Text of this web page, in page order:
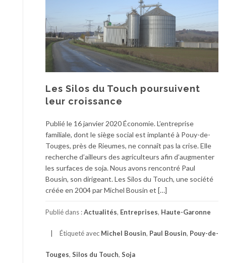
Les Silos du Touch poursuivent
leur croissance
Publié le 16 janvier 2020 Économie. L’entreprise
familiale, dont le siège social est implanté à Pouy-de-
Touges, près de Rieumes, ne connaît pas la crise. Elle
recherche d’ailleurs des agriculteurs afin d’augmenter
les surfaces de soja. Nous avons rencontré Paul
Bousin, son dirigeant. Les Silos du Touch, une société
créée en 2004 par Michel Bousin et […]
Publié dans :Actualités, Entreprises, Haute-Garonne
Étiqueté avec Michel Bousin, Paul Bousin, Pouy-de-
Touges, Silos du Touch, Soja